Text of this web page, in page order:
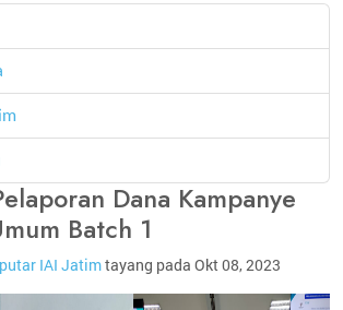
Dana Kampanye
Batch 1
IAI Jatimtayang pada Okt 08, 2023